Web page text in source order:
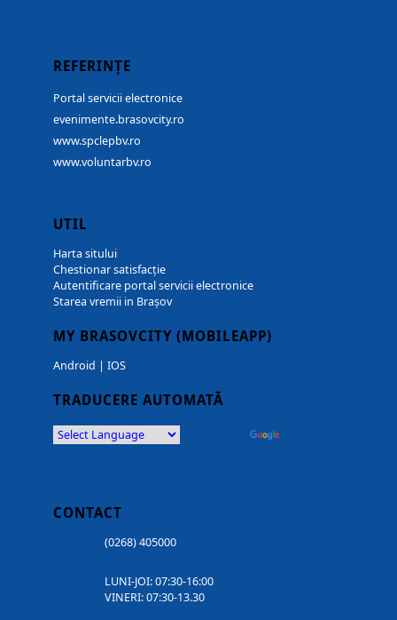
REFERINȚE
Portal servicii electronice
evenimente.brasovcity.ro
www.spclepbv.ro
www.voluntarbv.ro
UTIL
Harta sitului
Chestionar satisfacție
Autentificare portal servicii electronice
Starea vremii in Brașov
MY BRASOVCITY (MOBILEAPP)
Android | IOS
TRADUCERE AUTOMATĂ
CONTACT
(0268) 405000
LUNI-JOI: 07:30-16:00
VINERI: 07:30-13.30